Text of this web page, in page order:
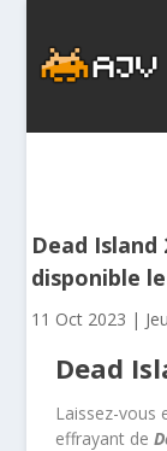
Dead Island
disponible
11 Oct 2023 |
Dead
Laissez-vous
effrayant de